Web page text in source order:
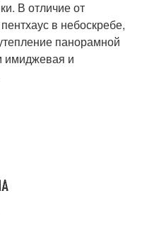
остекление
В отличие от
в небоскребе,
панорамной
имиджевая и